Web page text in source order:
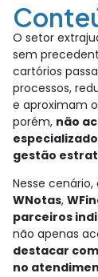
O setor
sem
cartórios
processos,
e aproximam
porém, não
gestão
Nesse cenário,
WNotas,
parceiros
não apenas
destacar
no